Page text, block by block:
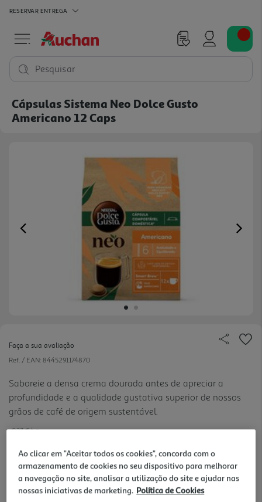
RESERVAR ENTREGA
Pesquisar
Cápsulas Sistema Neo Dolce Gusto
Americano 12 Caps
Previous
Faça a sua avaliação
Ref. / EAN: 8445291174870
Saboreie a densa crema dourada antes de apreciar a
profundidade e a qualidade gustativa superior de nossos
grãos de café de origem sustentável.
0.37 €/un
4,49 €
Ao clicar em "Aceitar todos os cookies", concorda com o
armazenamento de cookies no seu dispositivo para melhorar
a navegação no site, analisar a utilização do site e ajudar nas
nossas iniciativas de marketing. Política de Cookies